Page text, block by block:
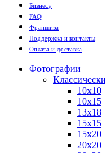
Бизнесу
FAQ
Франшиза
Поддержка и контакты
Оплата и доставка
Фотографии
10х10
10х15
13х18
15х15
15х20
20х20